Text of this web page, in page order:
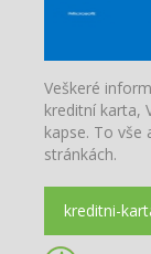
Veškeré
kreditní karta,
kapse. To vše
stránkách.
kreditni-